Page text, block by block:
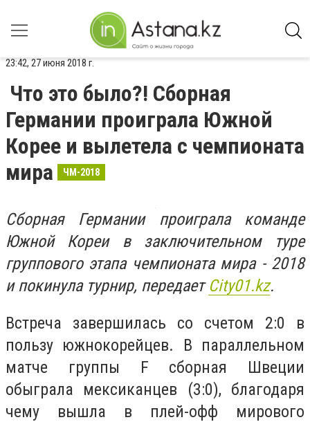
23:42, 27 июня 2018 г.
Что это было?! Сборная
Германии проиграла Южной
Корее и вылетела с чемпионата
мира
ЧМ-2018
Сборная Германии проиграла команде
Южной Кореи в заключительном туре
группового этапа чемпионата мира - 2018
и покинула турнир, передаетСity01.kz.
Встреча завершилась со счетом 2:0 в
пользу южнокорейцев. В параллельном
матче группы F сборная Швеции
обыграла мексиканцев (3:0), благодаря
чему вышла в плей-офф мирового